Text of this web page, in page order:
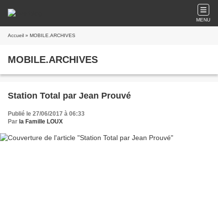
MENU
Accueil » MOBILE.ARCHIVES
MOBILE.ARCHIVES
Station Total par Jean Prouvé
Publié le 27/06/2017 à 06:33
Par la Famille LOUX